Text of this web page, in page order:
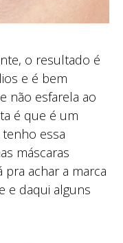
o resultado é
e é bem
não esfarela ao
é que é um
essa
máscaras
pra achar a marca
e daqui alguns